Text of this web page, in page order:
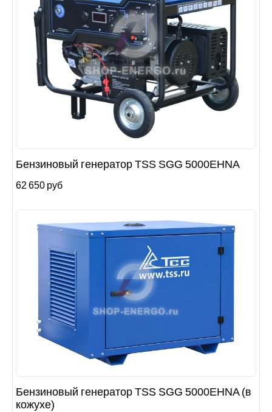
Бензиновый генератор TSS SGG 5000EHNA
62 650 руб
Бензиновый генератор TSS SGG 5000EHNA (в
кожухе)